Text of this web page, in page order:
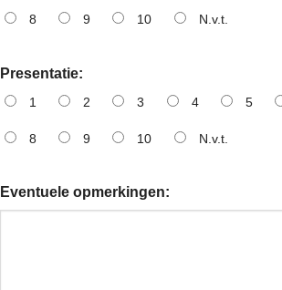
8 9 10 N.v.t.
Presentatie:
1 2 3 4 5
8 9 10 N.v.t.
Eventuele opmerkingen: